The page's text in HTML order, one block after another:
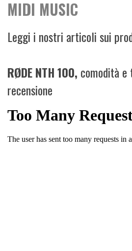
MIDI MUSIC
Leggi i nostri articoli sui
RØDE NTH 100, comodità e
recensione